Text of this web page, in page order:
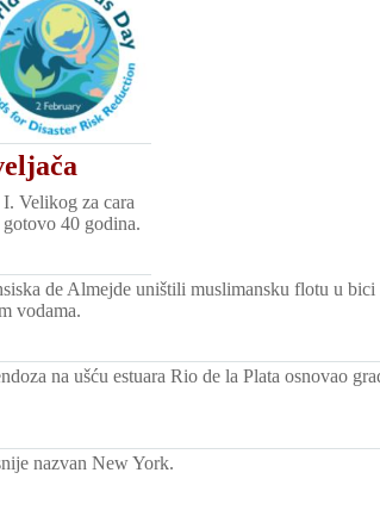
Velikog za cara
40 godina.
de Almejde uništili muslimansku flotu u
vodama.
na ušću estuara Rio de la Plata osnovao
nazvan New York.